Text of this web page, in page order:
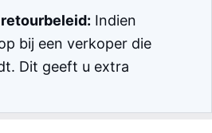
Indien
bij een verkoper die
Dit geeft u extra